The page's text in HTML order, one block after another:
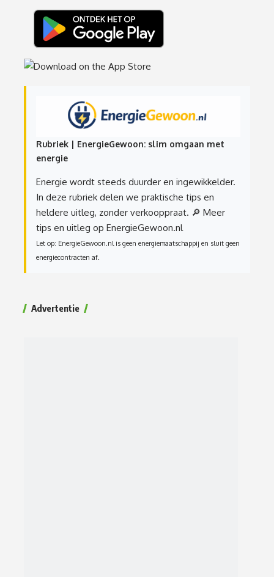
Rubriek | EnergieGewoon: slim omgaan met
energie
Energie wordt steeds duurder en ingewikkelder.
In deze rubriek delen we praktische tips en
heldere uitleg, zonder verkooppraat. 🔎 Meer
tips en uitleg op EnergieGewoon.nl
Let op: EnergieGewoon.nl is geen energiemaatschappij en sluit geen
energiecontracten af.
Advertentie